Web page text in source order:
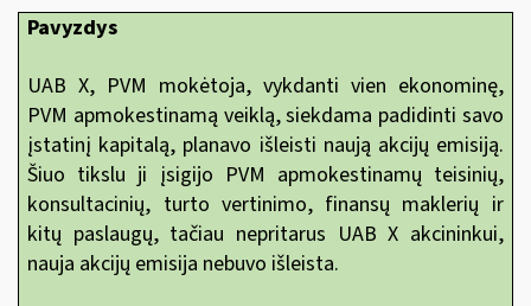
Pavyzdys
UAB X, PVM mokėtoja, vykdanti vien ekonominę,
PVM apmokestinamą veiklą, siekdama padidinti savo
įstatinį kapitalą, planavo išleisti naują akcijų emisiją.
Šiuo tikslu ji įsigijo PVM apmokestinamų teisinių,
konsultacinių, turto vertinimo, finansų maklerių ir
kitų paslaugų, tačiau nepritarus UAB X akcininkui,
nauja akcijų emisija nebuvo išleista.